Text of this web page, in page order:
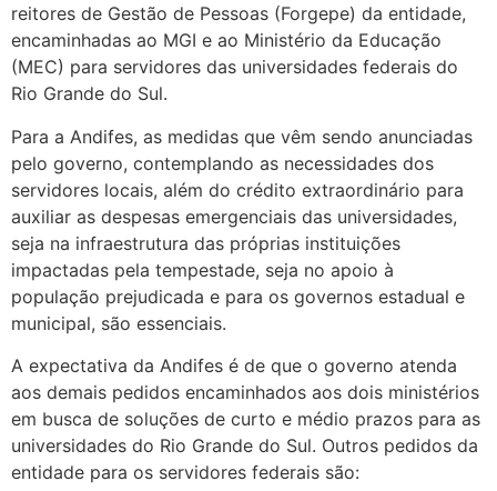
reitores de Gestão de Pessoas (Forgepe) da entidade,
encaminhadas ao MGI e ao Ministério da Educação
(MEC) para servidores das universidades federais do
Rio Grande do Sul.
Para a Andifes, as medidas que vêm sendo anunciadas
pelo governo, contemplando as necessidades dos
servidores locais, além do crédito extraordinário para
auxiliar as despesas emergenciais das universidades,
seja na infraestrutura das próprias instituições
impactadas pela tempestade, seja no apoio à
população prejudicada e para os governos estadual e
municipal, são essenciais.
A expectativa da Andifes é de que o governo atenda
aos demais pedidos encaminhados aos dois ministérios
em busca de soluções de curto e médio prazos para as
universidades do Rio Grande do Sul. Outros pedidos da
entidade para os servidores federais são: